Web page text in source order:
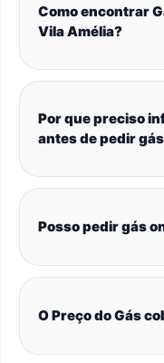
Como encontrar
Vila Amélia?
Por que preciso
antes de pedir
Posso pedir gás
O Preço do Gás